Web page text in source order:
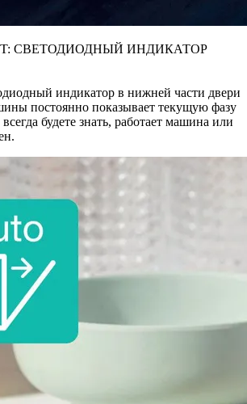
СВЕТОДИОДНЫЙ ИНДИКАТОР
индикатор в нижней части двери
постоянно показывает текущую фазу
будете знать, работает машина или